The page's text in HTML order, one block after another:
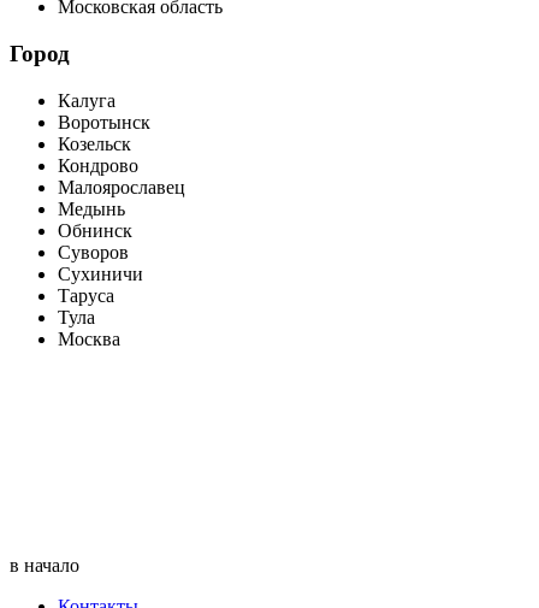
Московская область
Город
Калуга
Воротынск
Козельск
Кондрово
Малоярославец
Медынь
Обнинск
Суворов
Сухиничи
Таруса
Тула
Москва
в начало